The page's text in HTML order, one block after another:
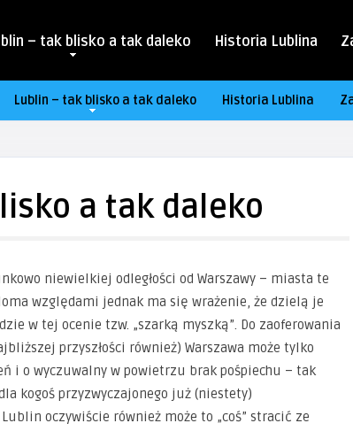
– tak blisko a tak daleko Historia Lublina
Lublin – tak blisko a tak daleko Historia Lublina
a tak daleko
niewielkiej odległości od Warszawy – miasta te
względami jednak ma się wrażenie, że dzielą je
w tej ocenie tzw. „szarką myszką”. Do zaoferowania
przyszłości również) Warszawa może tylko
i o wyczuwalny w powietrzu brak pośpiechu – tak
kogoś przyzwyczajonego już (niestety)
oczywiście również może to „coś” stracić ze